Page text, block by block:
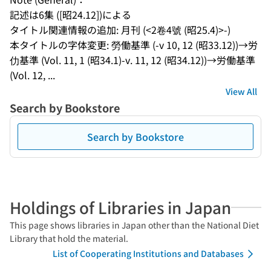
記述は6集 ([昭24.12])による
タイトル関連情報の追加: 月刊 (<2卷4號 (昭25.4)>-)
本タイトルの字体変更: 勞働基準 (-v 10, 12 (昭33.12))→労
仂基準 (Vol. 11, 1 (昭34.1)-v. 11, 12 (昭34.12))→労働基準
(Vol. 12, ...
View All
Search by Bookstore
Search by Bookstore
Holdings of Libraries in Japan
This page shows libraries in Japan other than the National Diet
Library that hold the material.
List of Cooperating Institutions and Databases